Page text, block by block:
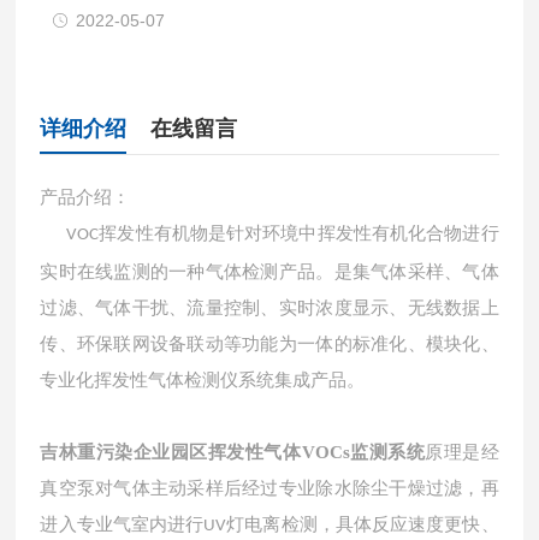
2022-05-07
详细介绍 在线留言
产品介绍：
VOC挥发性有机物是针对环境中挥发性有机化合物进行
实时在线监测的一种气体检测产品。是集气体采样、气体
过滤、气体干扰、流量控制、实时浓度显示、无线数据上
传、环保联网设备联动等功能为一体的标准化、模块化、
专业化挥发性气体检测仪系统集成产品。
吉林重污染企业园区挥发性气体VOCs监测系统原理是经
真空泵对气体主动采样后经过专业除水除尘干燥过滤，再
进入专业气室内进行UV灯电离检测，具体反应速度更快、